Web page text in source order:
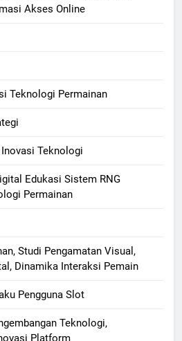
Akses Online
Teknologi Permainan
Teknologi
Edukasi Sistem RNG
Permainan
Studi Pengamatan Visual,
Dinamika Interaksi Pemain
Pengguna Slot
Teknologi,
Platform